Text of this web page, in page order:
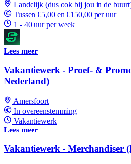
Landelijk (dus ook bij jou in de
Tussen €5,00 en €150,00 per uur
1 - 40 uur per week
Lees meer
Vakantiewerk - Proef- &
Nederland)
Amersfoort
In overeenstemming
Vakantiewerk
Lees meer
Vakantiewerk - Merchandiser